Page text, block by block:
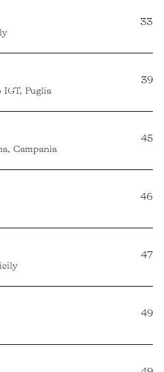
33
Puglia
39
Campania
45
46
47
49